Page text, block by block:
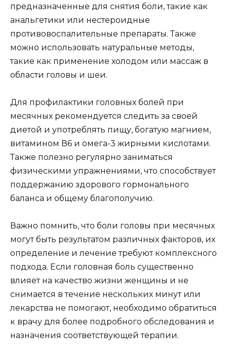
предназначенные для снятия боли, такие как
анальгетики или нестероидные
противовоспалительные препараты. Также
можно использовать натуральные методы,
такие как применение холодом или массаж в
области головы и шеи.
Для профилактики головных болей при
месячных рекомендуется следить за своей
диетой и употреблять пищу, богатую магнием,
витамином В6 и омега-3 жирными кислотами.
Также полезно регулярно заниматься
физическими упражнениями, что способствует
поддержанию здорового гормонального
баланса и общему благополучию.
Важно помнить, что боли головы при месячных
могут быть результатом различных факторов, их
определение и лечение требуют комплексного
подхода. Если головная боль существенно
влияет на качество жизни женщины и не
снимается в течение нескольких минут или
лекарства не помогают, необходимо обратиться
к врачу для более подробного обследования и
назначения соответствующей терапии.